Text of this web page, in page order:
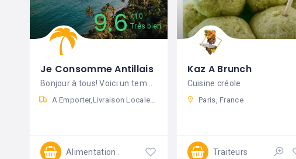
9.6
10
Très bien
Je Consomme Antillais
A Emporter Livraison Locale Drive Livraison
Alimentation Ouvert 24/7
Kaz A Brunch
Cuisine créole
Paris, France
Traiteurs